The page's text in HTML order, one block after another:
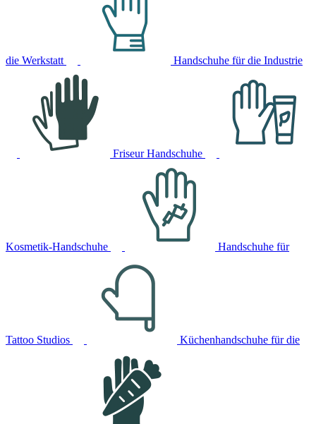
die Werkstatt Handschuhe für die Industrie
Friseur Handschuhe
Kosmetik-Handschuhe Handschuhe für
Tattoo Studios Küchenhandschuhe für die